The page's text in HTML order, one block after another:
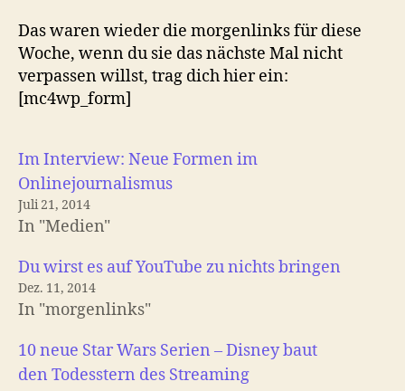
Das waren wieder die morgenlinks für diese
Woche, wenn du sie das nächste Mal nicht
verpassen willst, trag dich hier ein:
[mc4wp_form]
Im Interview: Neue Formen im
Onlinejournalismus
Juli 21, 2014
In "Medien"
Du wirst es auf YouTube zu nichts bringen
Dez. 11, 2014
In "morgenlinks"
10 neue Star Wars Serien – Disney baut
den Todesstern des Streaming